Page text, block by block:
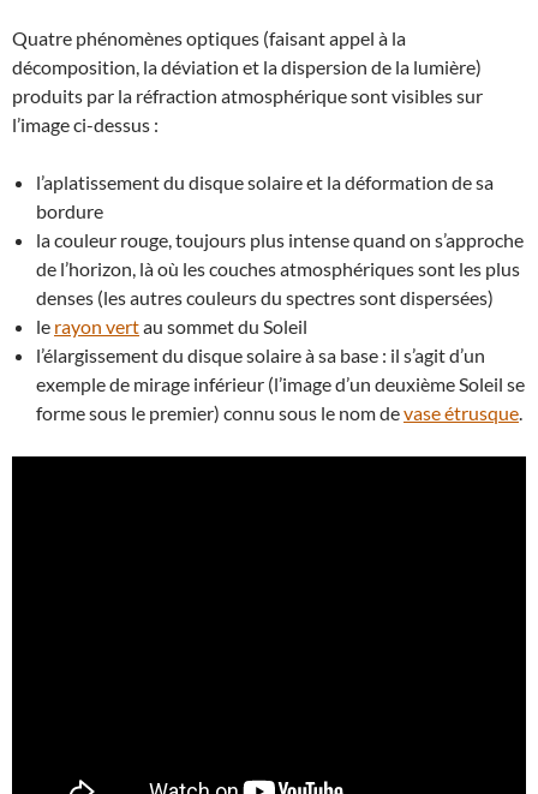
Quatre phénomènes optiques (faisant appel à la
décomposition, la déviation et la dispersion de la lumière)
produits par la réfraction atmosphérique sont visibles sur
l’image ci-dessus :
l’aplatissement du disque solaire et la déformation de sa
bordure
la couleur rouge, toujours plus intense quand on s’approche
de l’horizon, là où les couches atmosphériques sont les plus
denses (les autres couleurs du spectres sont dispersées)
le rayon vertau sommet du Soleil
l’élargissement du disque solaire à sa base : il s’agit d’un
exemple de mirage inférieur (l’image d’un deuxième Soleil se
forme sous le premier) connu sous le nom devase étrusque.